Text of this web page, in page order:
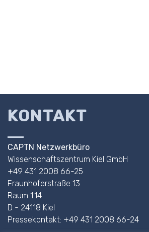
KONTAKT
CAPTN Netzwerkbüro
Wissenschaftszentrum Kiel GmbH
+49 431 2008 66-25
Fraunhoferstraße 13
Raum 1.14
D - 24118 Kiel
Pressekontakt: +49 431 2008 66-24